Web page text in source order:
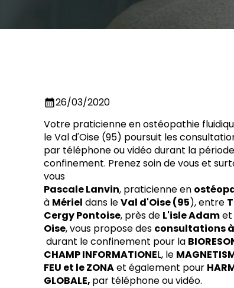
calendar_month26/03/2020
Votre praticienne en ostéopathie
le Val d'Oise (95) poursuit les
par téléphone ou vidéo durant la
confinement. Prenez soin de vous et
vous
Pascale Lanvin, praticienne en
à Mériel dans leVal d'Oise (95), entre
Cergy Pontoise, près de L'isle Adam
Oise, vous propose des consultations
durant le confinement pour la
CHAMP INFORMATIONEL, le
FEU et le ZONAet également pour
GLOBALE, par téléphone ou vidéo.